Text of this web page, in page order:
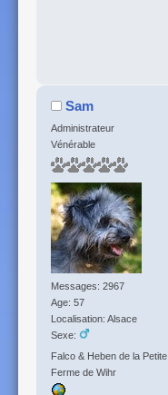
Sam
Administrateur
Vénérable
Messages: 2967
Age: 57
Localisation: Alsace
Sexe:
Falco & Heben de la Petite
Ferme de Wihr